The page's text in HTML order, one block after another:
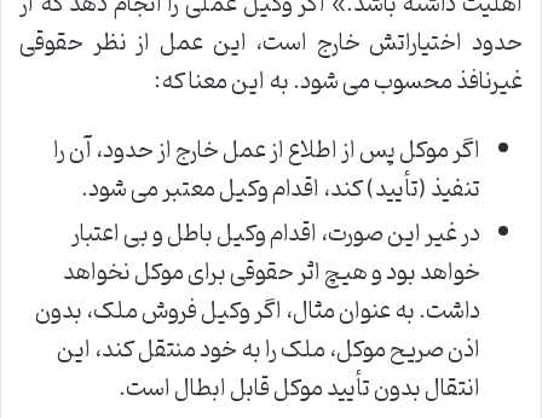
حدود اختیاراتش خارج است، این عمل از نظر حقوقی
غیرنافذ محسوب می شود. به این معنا که:
اگر موکل پس از اطلاع از عمل خارج از حدود، آن را
تنفیذ (تأیید) کند، اقدام وکیل معتبر می شود.
در غیر این صورت، اقدام وکیل باطل و بی اعتبار
خواهد بود و هیچ اثر حقوقی برای موکل نخواهد
داشت. به عنوان مثال، اگر وکیل فروش ملک، بدون
اذن صریح موکل، ملک را به خود منتقل کند، این
انتقال بدون تأیید موکل قابل ابطال است.